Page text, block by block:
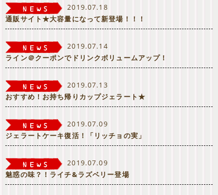
2019.07.18
通販サイト★大容量になって新登場！！！
2019.07.14
ライン＠クーポンでドリンクボリュームアップ！
2019.07.13
おすすめ！お持ち帰りカップジェラート★
2019.07.09
ジェラートケーキ復活！「リッチョの実」
2019.07.09
魅惑の味？！ライチ&ラズベリー登場